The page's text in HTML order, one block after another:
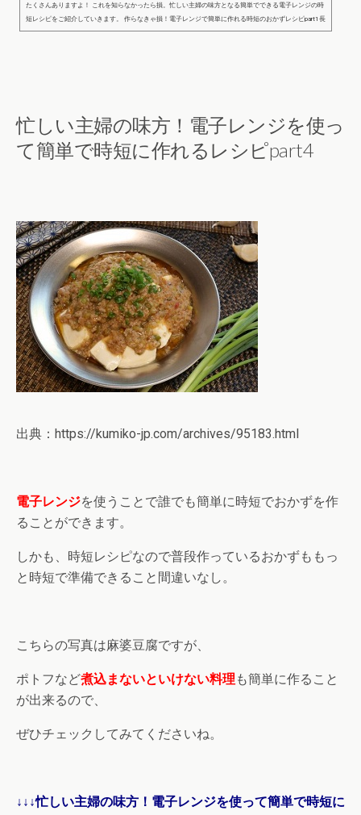
たくさんありますよ！ これを知らなかったら損。忙しい主婦の味方となる簡単でできる電子レンジの時
短レシピをご紹介していきます。 作らなきゃ損！電子レンジで簡単に作れる時短のおかずレシピpart1長
なすのネギダレ 出典：https://erecipe.woman.excite.co.jp/detail/c067553919efa0df13c9b01bd3dd1796.h
忙しい主婦の味方！電子レンジを使っ
て簡単で時短に作れるレシピpart4
出典：https://kumiko-jp.com/archives/95183.html
電子レンジを使うことで誰でも簡単に時短でおかずを作
ることができます。
しかも、時短レシピなので普段作っているおかずももっ
と時短で準備できること間違いなし。
こちらの写真は麻婆豆腐ですが、
ポトフなど煮込まないといけない料理 も簡単に作ること
が出来るので、
ぜひチェックしてみてくださいね。
↓↓↓忙しい主婦の味方！電子レンジを使って簡単で時短に